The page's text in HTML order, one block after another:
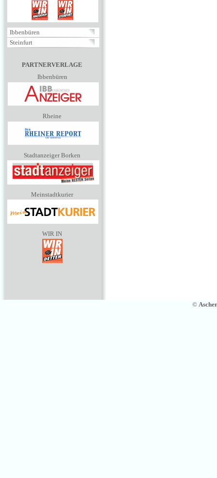
Ibbenbüren
Steinfurt
PARTNERVERLAGE
Ibbenbüren
Rheine
Stadtanzeiger Borken
Meinstadtkurier
WIR IN
©